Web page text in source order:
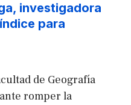
investigadora
para
de Geografía
romper la